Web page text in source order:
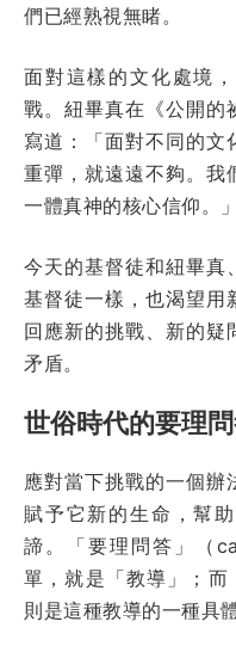
們已經熟視無睹。
面對這樣的文化處境
戰。紐畢真在《公開的
寫道：「面對不同的文
重彈，就遠遠不夠。我
一體真神的核心信仰。」
今天的基督徒和紐畢真
基督徒一樣，也渴望用
回應新的挑戰、新的疑
矛盾。
世俗時代的要理
應對當下挑戰的一個辦
賦予它新的生命，幫
諦。「要理問答」（
單，就是「教導」；而
則是這種教導的一種具